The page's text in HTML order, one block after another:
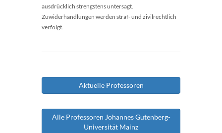
ausdrücklich strengstens untersagt.
Zuwiderhandlungen werden straf- und zivilrechtlich
verfolgt.
Aktuelle Professoren
Alle Professoren Johannes Gutenberg-
Universität Mainz